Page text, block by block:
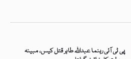
پی ٹی آئی رہنما عبداللہ طاہر قتل کیس، مبینہ